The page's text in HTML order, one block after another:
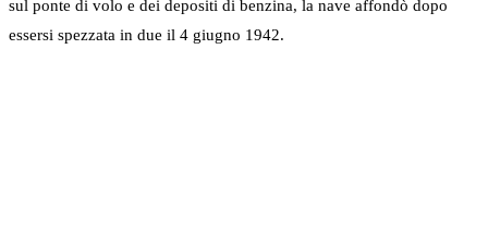
sul ponte di volo e dei depositi di benzina, la nave affondò dopo
essersi spezzata in due il 4 giugno 1942.